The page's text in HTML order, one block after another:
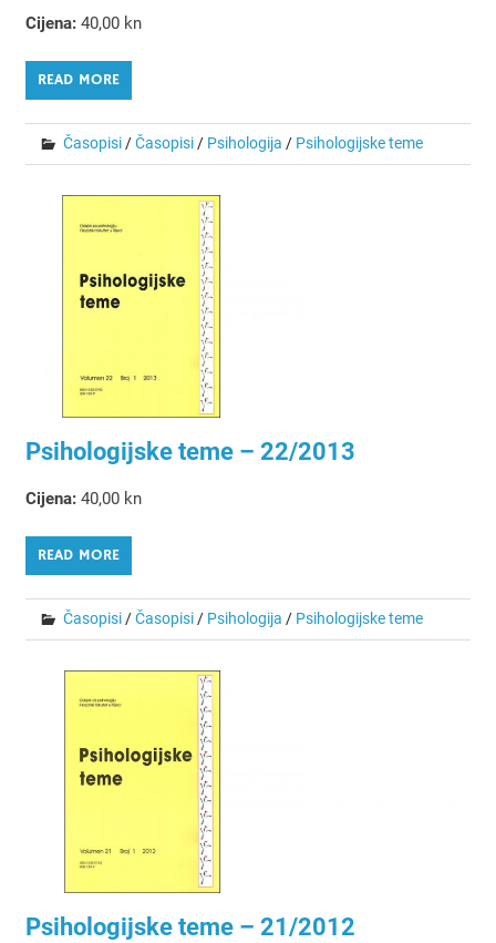
Cijena:40,00 kn
READ MORE
Časopisi/Časopisi/ Psihologija / Psihologijske teme
Psihologijske teme – 22/2013
Cijena:40,00 kn
READ MORE
Časopisi/Časopisi/ Psihologija / Psihologijske teme
Psihologijske teme – 21/2012